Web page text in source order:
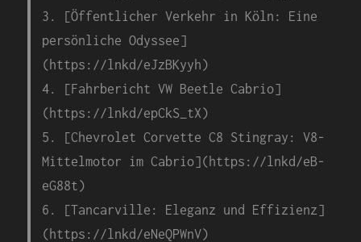
3. [Öffentlicher Verkehr in Köln: Eine
persönliche Odyssee]
(https://lnkd/eJzBKyyh)
4. [Fahrbericht VW Beetle Cabrio]
(https://lnkd/epCkS_tX)
5. [Chevrolet Corvette C8 Stingray: V8-
Mittelmotor im Cabrio](https://lnkd/eB-
eG88t)
6. [Tancarville: Eleganz und Effizienz]
(https://lnkd/eNeQPWnV)